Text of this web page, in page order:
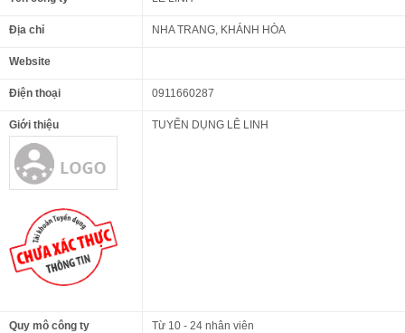
Địa chỉ NHA TRANG, KHÁNH HÒA
Website
Điện thoại 0911660287
Giới thiệu TUYỂN DỤNG LÊ LINH
Quy mô công ty Từ 10 - 24 nhân viên